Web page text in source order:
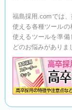
福島採用.comでは
使える各種ツール
使えるツールを準
どのお悩みがありま